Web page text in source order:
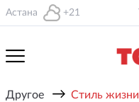
Астана +21
Другое → Стиль жизни